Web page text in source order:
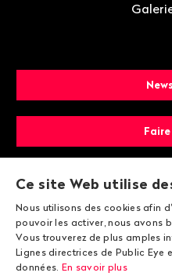
Ce site Web utilise
Nous utilisons des cookies afin
pouvoir les activer, nous avons
Vous trouverez de plus amples
Lignes directrices de Public Eye
données. En savoir plus